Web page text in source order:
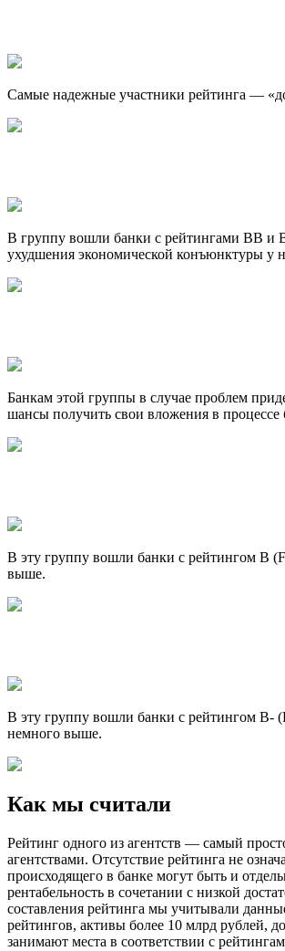
Самые надежные участники рейтинга —
В группу вошли банки с рейтингами BB и
ухудшения экономической конъюнктуры у
Банкам этой группы в случае проблем
шансы получить свои вложения в
В эту группу вошли банки с рейтингом B
выше.
В эту группу вошли банки с рейтингом B-
немного выше.
Как мы считали
Рейтинг одного из агентств — самый
агентствами. Отсутствие рейтинга не
происходящего в банке могут быть и
рентабельность в сочетании с низкой
составления рейтинга мы учитывали
рейтингов, активы более 10 млрд рублей,
занимают места в соответствии с